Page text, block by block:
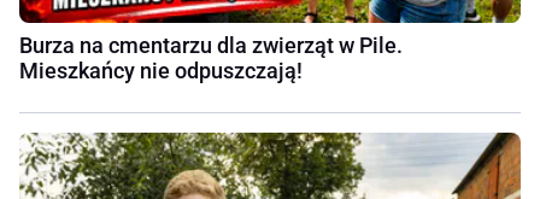
Burza na cmentarzu dla zwierząt w Pile.
Mieszkańcy nie odpuszczają!